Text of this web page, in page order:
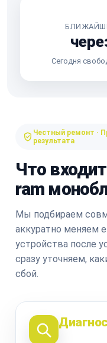
Сегодня
Честный ремонт ·
результата
Что
ram
Мы подбираем
аккуратно меняем
устройства после
сразу уточняем,
сбой.